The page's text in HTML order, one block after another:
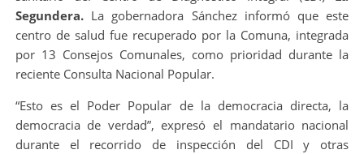
Segundera. La gobernadora Sánchez informó que este
centro de salud fue recuperado por la Comuna, integrada
por 13 Consejos Comunales, como prioridad durante la
reciente Consulta Nacional Popular.
“Esto es el Poder Popular de la democracia directa, la
democracia de verdad”, expresó el mandatario nacional
durante el recorrido de inspección del CDI y otras